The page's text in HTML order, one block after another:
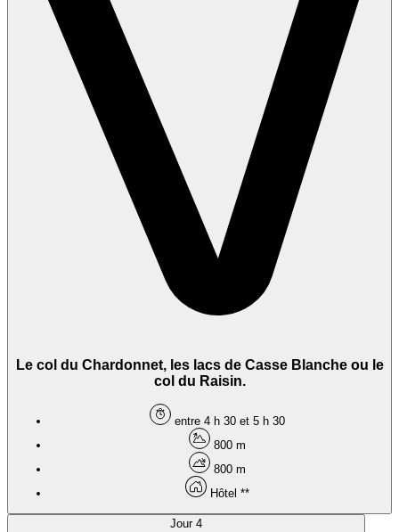
Le col du Chardonnet, les lacs de Casse Blanche ou le
col du Raisin.
entre 4 h 30 et 5 h 30
800 m
800 m
Hôtel **
Jour 4